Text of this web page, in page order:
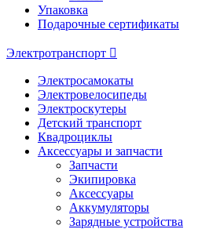
Упаковка
Подарочные сертификаты
Электротранспорт
Электросамокаты
Электровелосипеды
Электроскутеры
Детский транспорт
Квадроциклы
Аксессуары и запчасти
Запчасти
Экипировка
Аксессуары
Аккумуляторы
Зарядные устройства